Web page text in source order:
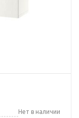
Нет в наличии